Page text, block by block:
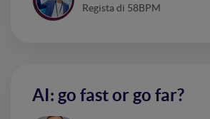
Regista di 58BPM
AI: go fast or go far?